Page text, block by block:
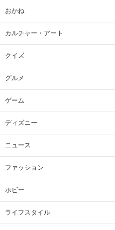
おかね
カルチャー・アート
クイズ
グルメ
ゲーム
ディズニー
ニュース
ファッション
ホビー
ライフスタイル